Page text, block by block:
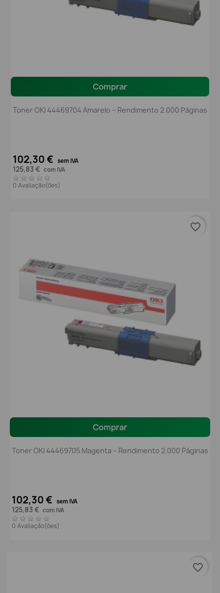
Comprar
Toner OKI 44469704 Amarelo – Rendimento 2.000 Páginas
102,30 € sem IVA
125,83 € com IVA
0 Avaliação(ões)
Comprar
Toner OKI 44469705 Magenta – Rendimento 2.000 Páginas
102,30 € sem IVA
125,83 € com IVA
0 Avaliação(ões)
favorite_border
favorite_border